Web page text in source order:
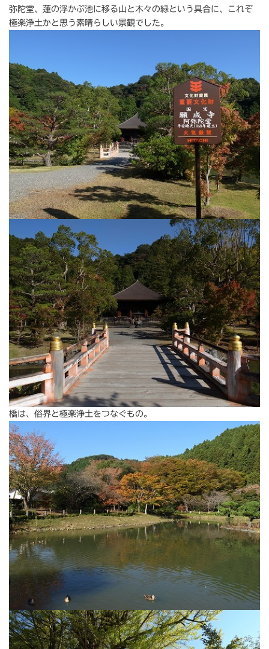
弥陀堂、蓮の浮かぶ池に移る山と木々の緑という具合に、これぞ
極楽浄土かと思う素晴らしい景観でした。
橋は、俗界と極楽浄土をつなぐもの。